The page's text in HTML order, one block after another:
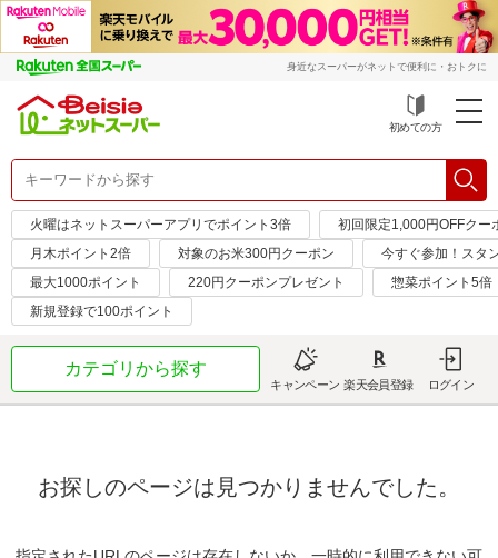
身近なスーパーがネットで便利に・おトクに
初めての方
火曜はネットスーパーアプリでポイント3倍
初回限定1,000円OFFクー
月木ポイント2倍
対象のお米300円クーポン
今すぐ参加！スタ
最大1000ポイント
220円クーポンプレゼント
惣菜ポイント5倍
新規登録で100ポイント
カテゴリから探す
キャンペーン 楽天会員登録 ログイン
お探しのページは見つかりませんでした。